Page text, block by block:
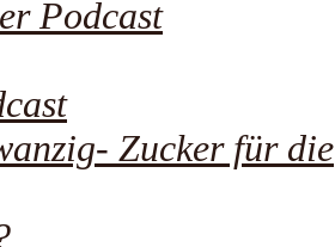
Podcast
Zucker für die